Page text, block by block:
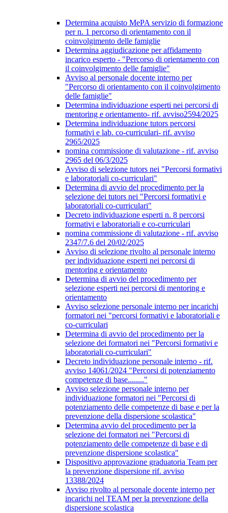
Determina acquisto MePA servizio di formazione
per n. 1 percorso di orientamento con il
coinvolgimento delle famiglie
Determina aggiudicazione per affidamento
incarico esperto - "Percorso di orientamento con
il coinvolgimento delle famiglie"
Avviso al personale docente interno per
"Percorso di orientamento con il coinvolgimento
delle famiglie"
Determina individuazione esperti nei percorsi di
mentoring e orientamento- rif. avviso2594/2025
Determina individuazione tutors percorsi
formativi e lab. co-curriculari- rif. avviso
2965/2025
nomina commissione di valutazione - rif. avviso
2965 del 06/3/2025
Avviso di selezione tutors nei "Percorsi formativi
e laboratoriali co-curriculari"
Determina di avvio del procedimento per la
selezione dei tutors nei "Percorsi formativi e
laboratoriali co-curriculari"
Decreto individuazione esperti n. 8 percorsi
formativi e laboratoriali e co-curriculari
nomina commissione di valutazione - rif. avviso
2347/7.6 del 20/02/2025
Avviso di selezione rivolto al personale interno
per individuazione esperti nei percorsi di
mentoring e orientamento
Determina di avvio del procedimento per
selezione esperti nei percorsi di mentoring e
orientamento
Avviso selezione personale interno per incarichi
formatori nei "percorsi formativi e laboratoriali e
co-curriculari
Determina di avvio del procedimento per la
selezione dei formatori nei "Percorsi formativi e
laboratoriali co-curriculari"
Decreto individuazione personale interno - rif.
avviso 14061/2024 "Percorsi di potenziamento
competenze di base........"
Avviso selezione personale interno per
individuazione formatori nei "Percorsi di
potenziamento delle competenze di base e per la
prevenzione della dispersione scolastica"
Determina avvio del procedimento per la
selezione dei formatori nei "Percorsi di
potenziamento delle competenze di base e di
prevenzione dispersione scolastica"
Dispositivo approvazione graduatoria Team per
la prevenzione dispersione rif. avviso
13388/2024
Avviso rivolto al personale docente interno per
incarichi nel TEAM per la prevenzione della
dispersione scolastica